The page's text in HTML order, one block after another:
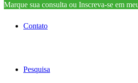
Contato
Pesquisa
Marque sua consulta ou Inscreva-se em